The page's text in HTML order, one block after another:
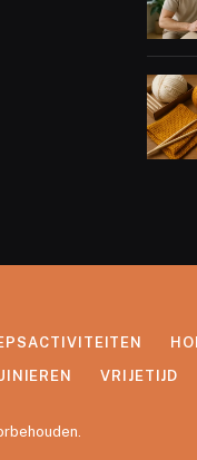
VRIJETIJD